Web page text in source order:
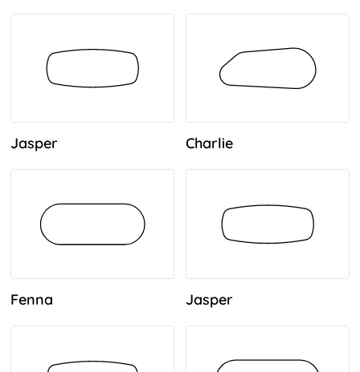
Jasper Charlie
Fenna Jasper